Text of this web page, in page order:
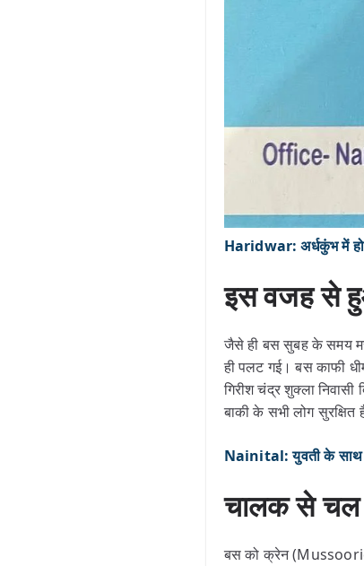
Haridwar: अर्धकुंभ में
इस वजह से
जैसे ही बस सुबह के समय
ही पलट गई। बस काफी
गिरीश चंद्र शुक्ला
बाकी के सभी लोग सुरक्षित
Nainital: युवती के साथ
चालक से चल
बस को क्रेन (Mussoorie